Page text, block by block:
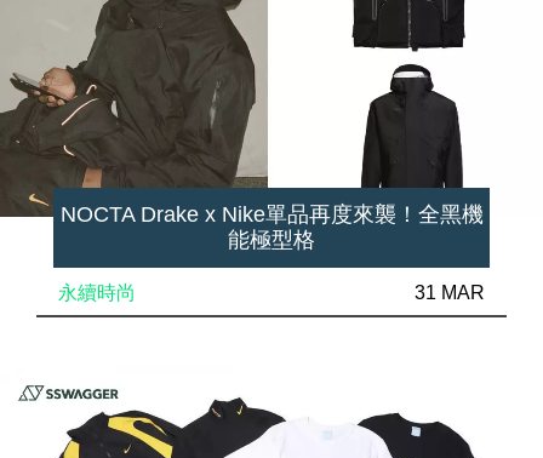
NOCTA Drake x Nike單品再度來襲！全黑機
能極型格
永續時尚 31 MAR